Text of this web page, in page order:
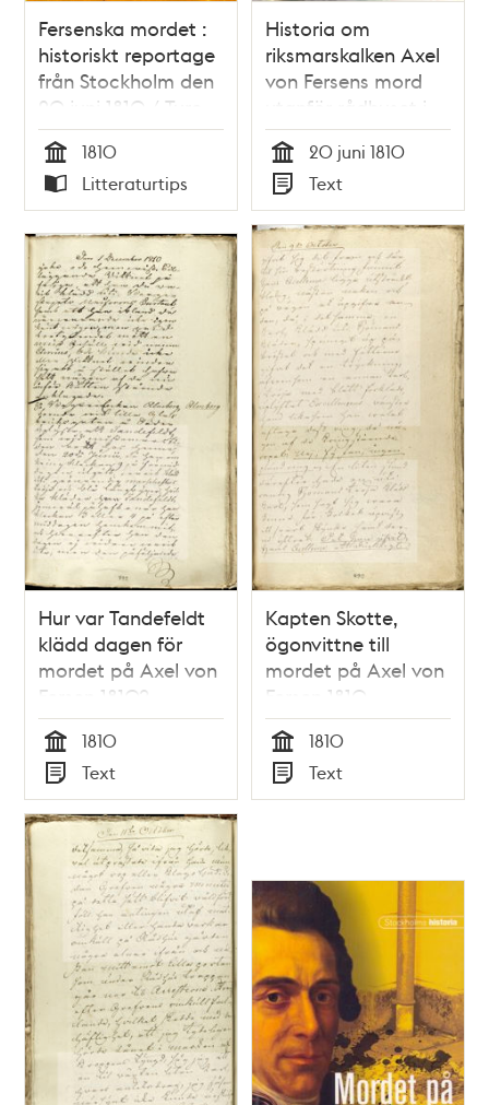
Fersenska mordet :
historiskt reportage
från Stockholm den
20 juni 1810 / Ture
Nerman
Tid
1810
Typ
Litteraturtips
Historia om
riksmarskalken Axel
von Fersens mord
utanför rådhuset i
Stockholm den 20
juni 1810.
Tid
20 juni 1810
Typ
Text
Hur var Tandefeldt
klädd dagen för
mordet på Axel von
Fersen 1810?
Tid
1810
Typ
Text
Kapten Skotte,
ögonvittne till
mordet på Axel von
Fersen 1810
Tid
1810
Typ
Text